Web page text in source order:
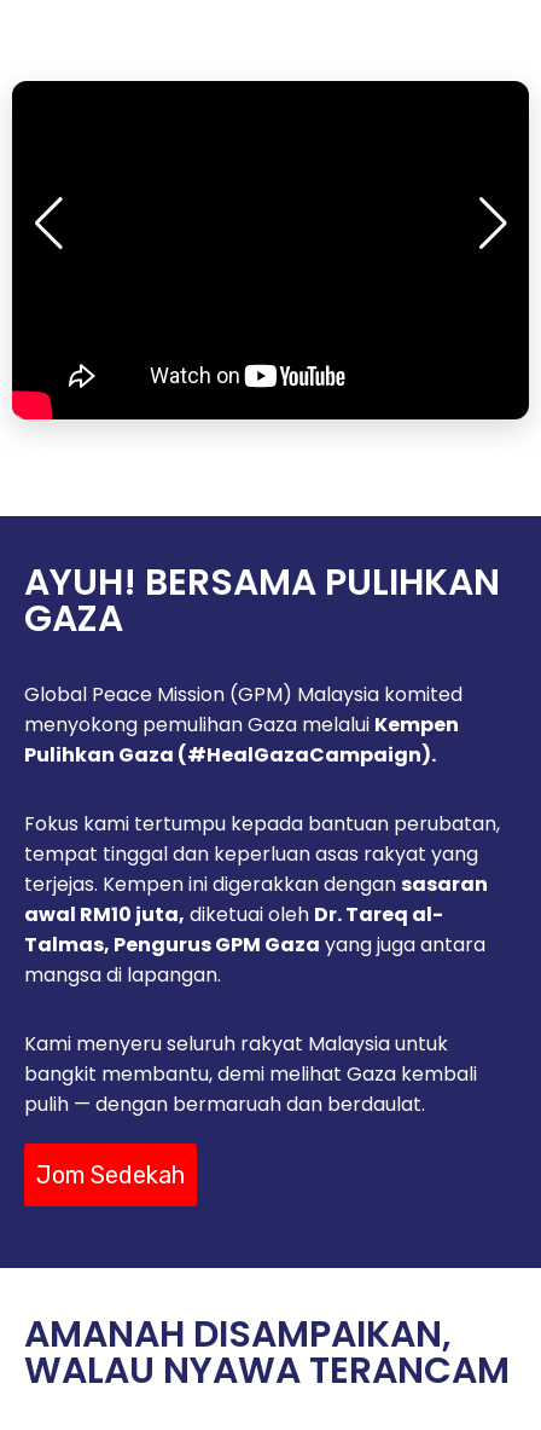
AYUH! BERSAMA PULIHKAN
GAZA
Global Peace Mission (GPM) Malaysia komited
menyokong pemulihan Gaza melalui Kempen
Pulihkan Gaza (#HealGazaCampaign).
Fokus kami tertumpu kepada bantuan perubatan,
tempat tinggal dan keperluan asas rakyat yang
terjejas. Kempen ini digerakkan dengansasaran
awal RM10 juta, diketuai oleh Dr. Tareq al-
Talmas, Pengurus GPM Gaza yang juga antara
mangsa di lapangan.
Kami menyeru seluruh rakyat Malaysia untuk
bangkit membantu, demi melihat Gaza kembali
pulih — dengan bermaruah dan berdaulat.
Jom Sedekah
AMANAH DISAMPAIKAN,
WALAU NYAWA TERANCAM